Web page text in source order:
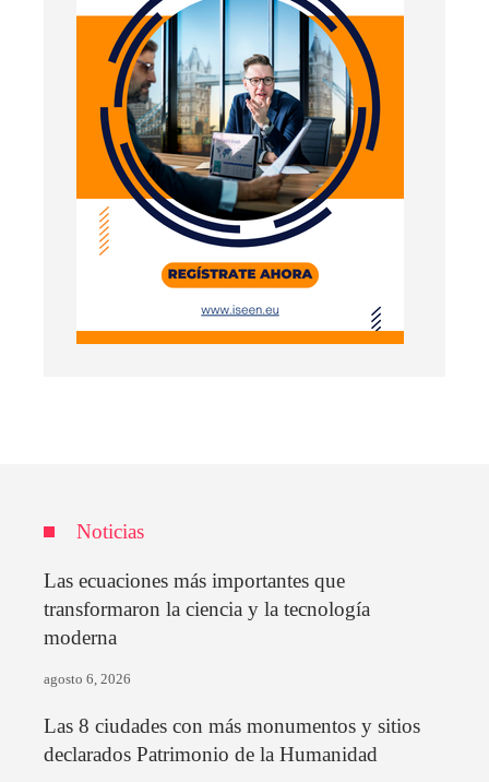
Noticias
Las ecuaciones más importantes que
transformaron la ciencia y la tecnología
moderna
agosto 6, 2026
Las 8 ciudades con más monumentos y sitios
declarados Patrimonio de la Humanidad